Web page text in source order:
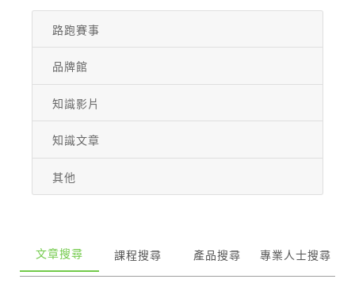
路跑賽事
品牌館
知識影片
知識文章
其他
文章搜尋 課程搜尋 產品搜尋 專業人士搜尋